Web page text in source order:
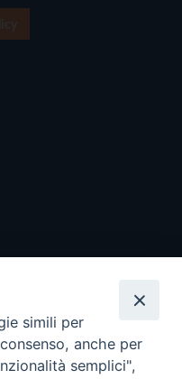
simili per
anche per
semplici",